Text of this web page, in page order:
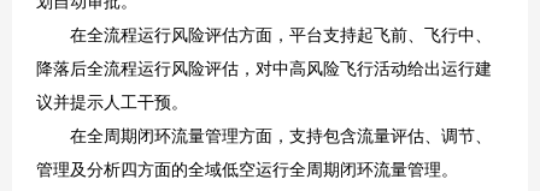
在全流程运行风险评估方面，平台支持起飞前、飞行中、
降落后全流程运行风险评估，对中高风险飞行活动给出运行建
议并提示人工干预。
在全周期闭环流量管理方面，支持包含流量评估、调节、
管理及分析四方面的全域低空运行全周期闭环流量管理。